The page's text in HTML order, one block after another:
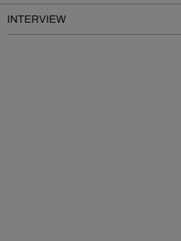
INTERVIEW